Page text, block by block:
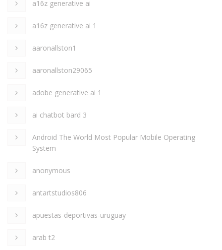
a16z generative ai
a16z generative ai 1
aaronallston1
aaronallston29065
adobe generative ai 1
ai chatbot bard 3
Android The World Most Popular Mobile Operating
System
anonymous
antartstudios806
apuestas-deportivas-uruguay
arab t2